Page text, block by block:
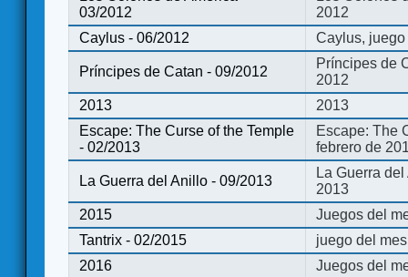
03/2012
2012
Caylus - 06/2012
Caylus,
Príncipes de Catan - 09/2012
Príncipes de
2012
2013
2013
Escape: The Curse of the Temple
- 02/2013
Escape: The
febrero de
La Guerra del Anillo - 09/2013
La Guerra
2013
2015
Juegos del
Tantrix - 02/2015
juego del
2016
Juegos del